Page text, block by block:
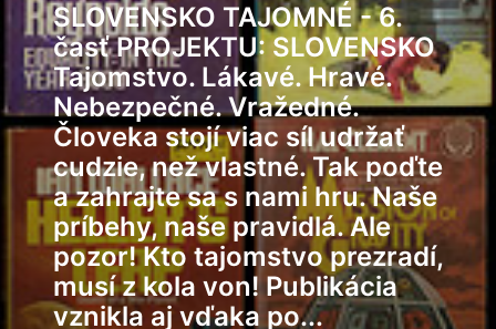
SLOVENSKO TAJOMNÉ - 6.
časť PROJEKTU: SLOVENSKO
Tajomstvo. Lákavé. Hravé.
Nebezpečné. Vražedné.
Človeka stojí viac síl udržať
cudzie, než vlastné. Tak poďte
a zahrajte sa s nami hru. Naše
príbehy, naše pravidlá. Ale
pozor! Kto tajomstvo prezradí,
musí z kola von! Publikácia
vznikla aj vďaka po...